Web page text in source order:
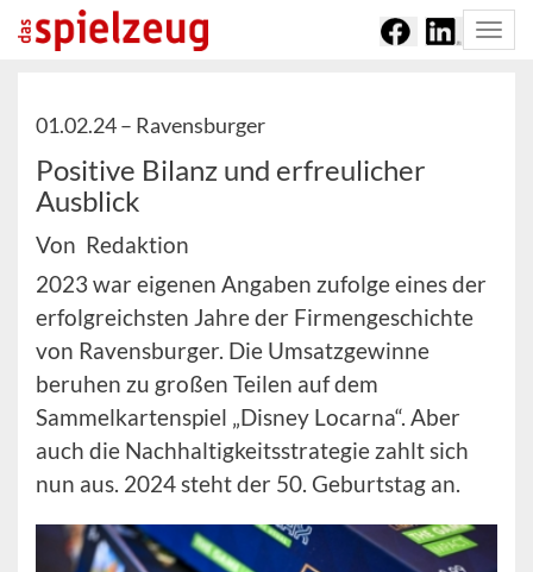
01.02.24 – Ravensburger
Positive Bilanz und erfreulicher
Ausblick
Von Redaktion
2023 war eigenen Angaben zufolge eines der
erfolgreichsten Jahre der Firmengeschichte
von Ravensburger. Die Umsatzgewinne
beruhen zu großen Teilen auf dem
Sammelkartenspiel „Disney Locarna“. Aber
auch die Nachhaltigkeitsstrategie zahlt sich
nun aus. 2024 steht der 50. Geburtstag an.